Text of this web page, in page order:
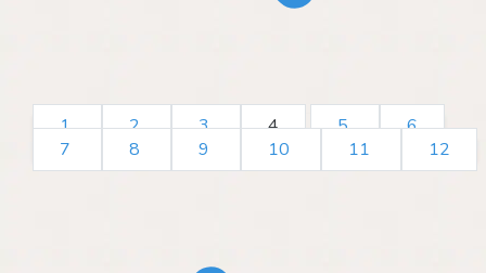
1 2 3 4 5
6
7
8 9 10 11 12